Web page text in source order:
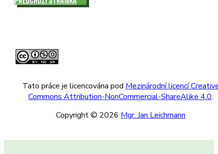
Tato práce je licencována pod Mezinárodní licencí
Commons Attribution-NonCommercial-ShareAlike 4.0.
Copyright © 2026 Mgr. Jan Leichmann